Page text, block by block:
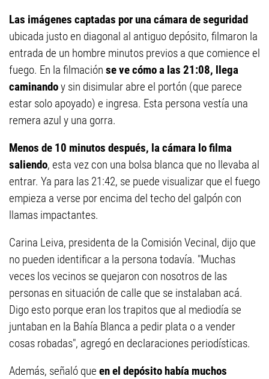
Las imágenes captadas por una cámara de seguridad
ubicada justo en diagonal al antiguo depósito, filmaron la
entrada de un hombre minutos previos a que comience el
fuego. En la filmación se ve cómo a las 21:08, llega
caminandoy sin disimular abre el portón (que parece
estar solo apoyado) e ingresa. Esta persona vestía una
remera azul y una gorra.
Menos de 10 minutos después, la cámara lo filma
saliendo, esta vez con una bolsa blanca que no llevaba al
entrar. Ya para las 21:42, se puede visualizar que el fuego
empieza a verse por encima del techo del galpón con
llamas impactantes.
Carina Leiva, presidenta de la Comisión Vecinal, dijo que
no pueden identificar a la persona todavía. "Muchas
veces los vecinos se quejaron con nosotros de las
personas en situación de calle que se instalaban acá.
Digo esto porque eran los trapitos que al mediodía se
juntaban en la Bahía Blanca a pedir plata o a vender
cosas robadas", agregó en declaraciones periodísticas.
Además, señaló que en el depósito había muchos